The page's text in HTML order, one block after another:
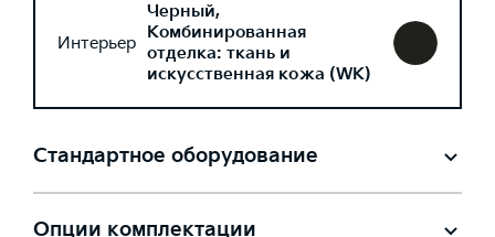
Интерьер
Черный,
Комбинированная
отделка: ткань и
искусственная кожа (WK)
Стандартное оборудование
Опции комплектации